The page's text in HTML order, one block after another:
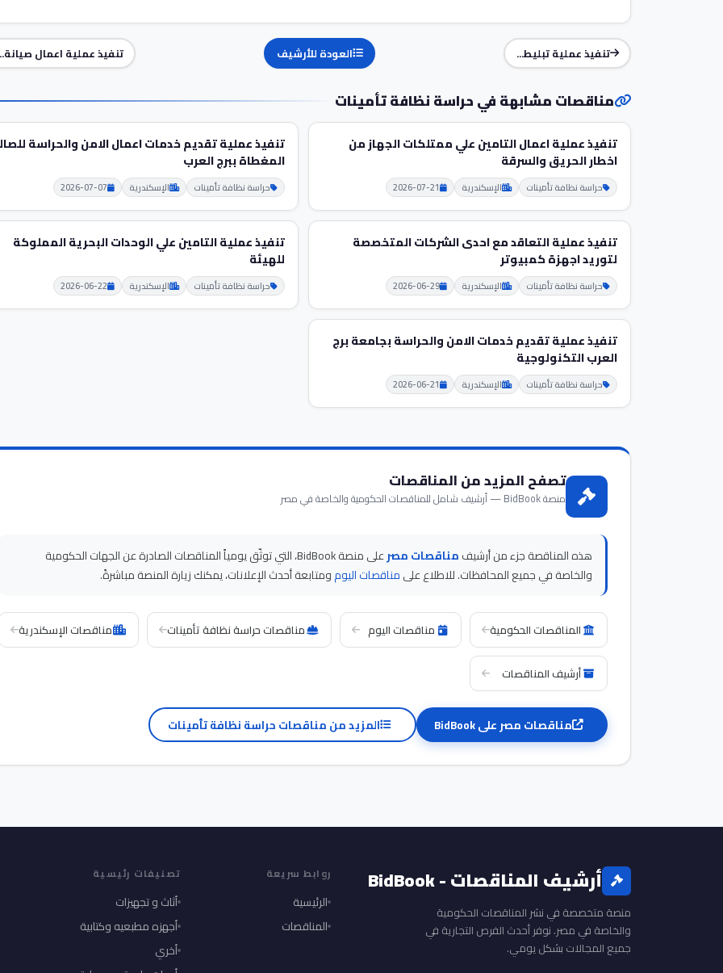
تنفيذ عملية تبليط... العودة للأرشيف تنفيذ عملية اعمال
مناقصات مشابهة في حراسة نظافة تأمينات
تنفيذ عملية اعمال التامين علي ممتلكات الجهاز من
اخطار الحريق والسرقة
حراسة نظافة تأمينات الإسكندرية 2026-07-21
تنفيذ عملية تقديم خدمات اعمال الامن والحراسة
المغطاة ببرج العرب
حراسة نظافة تأمينات الإسكندرية 2026-07-07
تنفيذ عملية التعاقد مع احدى الشركات المتخصصة
لتوريد اجهزة كمبيوتر
حراسة نظافة تأمينات الإسكندرية 2026-06-29
تنفيذ عملية التامين علي الوحدات البحرية المملوكة
للهيئة
حراسة نظافة تأمينات الإسكندرية 2026-06-22
تنفيذ عملية تقديم خدمات الامن والحراسة بجامعة برج
العرب التكنولوجية
حراسة نظافة تأمينات الإسكندرية 2026-06-21
تصفح المزيد من المناقصات
منصة BidBook — أرشيف شامل للمناقصات الحكومية والخاصة في مصر
هذه المناقصة جزء من أرشيفمناقصات مصر
على منصة BidBook، التي توثّق يومياً المناقصات الصادرة عن الجهات الحكومية
والخاصة في جميع المحافظات. للاطلاع علىمناقصات اليومومتابعة أحدث الإعلانات، يمكنك زيارة المنصة مباشرةً.
المناقصات الحكومية مناقصات اليوم مناقصات حراسة نظافة تأمينات مناقصات الإسكندرية
أرشيف المناقصات
مناقصات مصر على BidBook المزيد من مناقصات حراسة نظافة تأمينات
أرشيف المناقصات - BidBook
منصة متخصصة في نشر المناقصات الحكومية
والخاصة في مصر. نوفر أحدث الفرص التجارية في
جميع المجالات بشكل يومي.
روابط سريعة
الرئيسية
المناقصات
تصنيفات رئيسية
أثاث و تجهيزات
أجهزه مطبعيه وكتابية
أخري